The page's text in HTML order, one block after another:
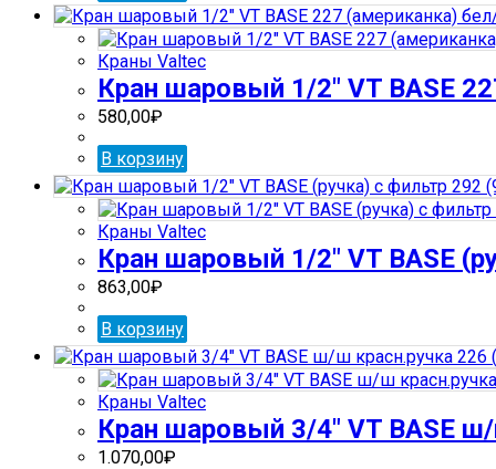
Краны Valtec
Кран шаровый 1/2″ VT BASE
580,00₽
В корзину
Краны Valtec
Кран шаровый 1/2″ VT BASE
863,00₽
В корзину
Краны Valtec
Кран шаровый 3/4″ VT BASE
1.070,00₽